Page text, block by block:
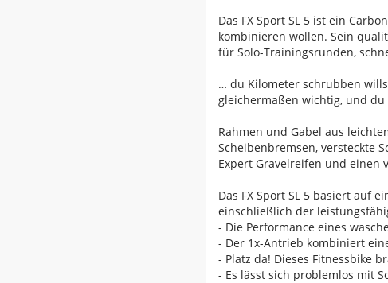
Das FX Sport SL 5 ist ein
kombinieren wollen. Sein
für Solo-Trainingsrunden,
… du Kilometer schrubben
gleichermaßen wichtig, und
Rahmen und Gabel aus
Scheibenbremsen, versteckte
Expert Gravelreifen und einen
Das FX Sport SL 5 basiert auf
einschließlich der
- Die Performance eines
- Der 1x-Antrieb kombiniert
- Platz da! Dieses Fitnessbike
- Es lässt sich problemlos mit